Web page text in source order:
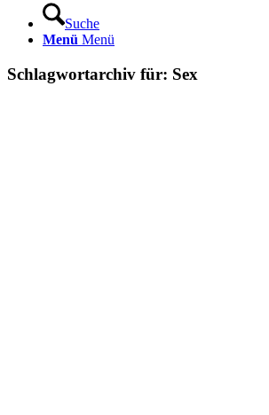
Suche
Menü Menü
Schlagwortarchiv für: Sex